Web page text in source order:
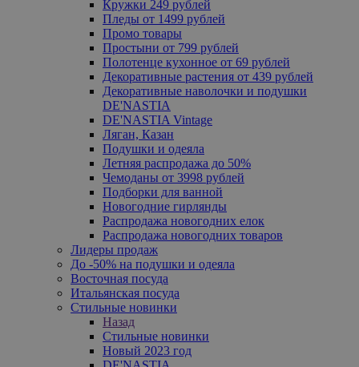
Кружки 249 рублей
Пледы от 1499 рублей
Промо товары
Простыни от 799 рублей
Полотенце кухонное от 69 рублей
Декоративные растения от 439 рублей
Декоративные наволочки и подушки
DE'NASTIA
DE'NASTIA Vintage
Ляган, Казан
Подушки и одеяла
Летняя распродажа до 50%
Чемоданы от 3998 рублей
Подборки для ванной
Новогодние гирлянды
Распродажа новогодних елок
Распродажа новогодних товаров
Лидеры продаж
До -50% на подушки и одеяла
Восточная посуда
Итальянская посуда
Стильные новинки
Назад
Стильные новинки
Новый 2023 год